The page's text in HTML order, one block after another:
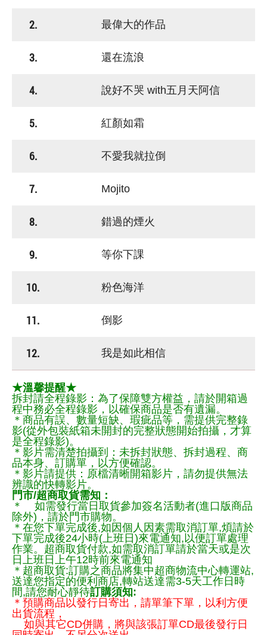
2. 最偉大的作品
3. 還在流浪
4. 說好不哭 with五月天阿信
5. 紅顏如霜
6. 不愛我就拉倒
7. Mojito
8. 錯過的煙火
9. 等你下課
10. 粉色海洋
11. 倒影
12. 我是如此相信
★溫馨提醒★
拆封請全程錄影：為了保障雙方權益，請於開箱過
程中務必全程錄影，以確保商品是否有遺漏。
＊商品有誤、數量短缺、瑕疵品等，需提供完整錄
影(從外包裝紙箱未開封的完整狀態開始拍攝，才算
是全程錄影)。
＊影片需清楚拍攝到：未拆封狀態、拆封過程、商
品本身、訂購單，以方便確認。
＊影片請提供：原檔清晰開箱影片，請勿提供無法
辨識的快轉影片。
門市/超商取貨需知：
＊ 如需發行當日取貨參加簽名活動者(進口版商品
除外)，請於門市購物。
＊在您下單完成後,如因個人因素需取消訂單,煩請於
下單完成後24小時(上班日)來電通知,以便訂單處理
作業。超商取貨付款,如需取消訂單請於當天或是次
日上班日上午12時前來電通知
＊超商取貨:訂購之商品將集中超商物流中心轉運站,
送達您指定的便利商店,轉站送達需3-5天工作日時
間,請您耐心靜待訂購須知:
＊預購商品以發行日寄出，請單筆下單，以利方便
出貨流程，
如與其它CD併購，將與該張訂單CD最後發行日